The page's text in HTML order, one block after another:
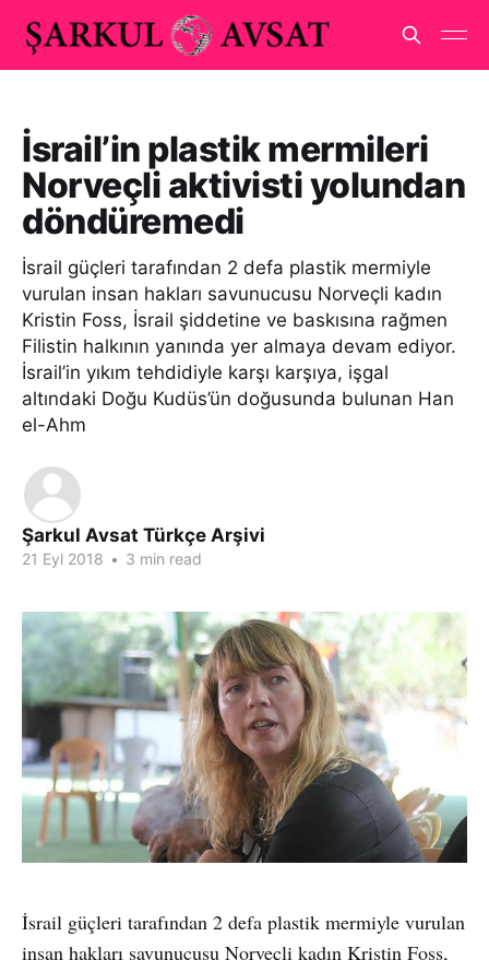
İsrail’in plastik mermileri
Norveçli aktivisti yolundan
döndüremedi
İsrail güçleri tarafından 2 defa plastik mermiyle
vurulan insan hakları savunucusu Norveçli kadın
Kristin Foss, İsrail şiddetine ve baskısına rağmen
Filistin halkının yanında yer almaya devam ediyor.
İsrail’in yıkım tehdidiyle karşı karşıya, işgal
altındaki Doğu Kudüs’ün doğusunda bulunan Han
el-Ahm
Şarkul Avsat Türkçe Arşivi
21 Eyl 2018 • 3 min read
İsrail güçleri tarafından 2 defa plastik mermiyle vurulan
insan hakları savunucusu Norveçli kadın Kristin Foss,